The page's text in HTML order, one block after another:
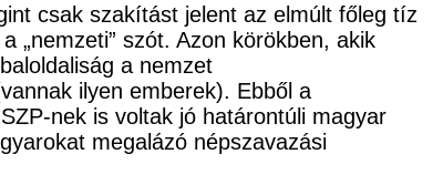
csak szakítást jelent az elmúlt főleg tíz
„nemzeti” szót. Azon körökben, akik
a nemzet
ilyen emberek). Ebből a
nek is voltak jó határontúli magyar
megalázó népszavazási